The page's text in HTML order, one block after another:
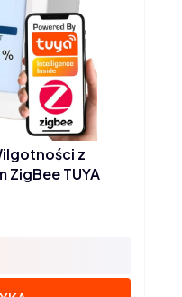
z
ZigBee TUYA